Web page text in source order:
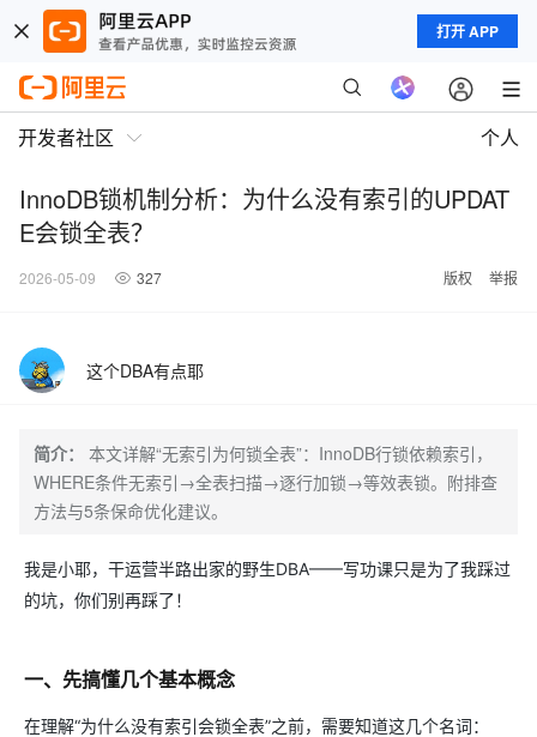
打开 APP
开发者社区 个人
InnoDB锁机制分析：为什么没有索引的UPDAT
E会锁全表？
2026-05-09 327 版权 举报
这个DBA有点耶
简介：
本文详解“无索引为何锁全表”：InnoDB行锁依赖索引，
WHERE条件无索引→全表扫描→逐行加锁→等效表锁。附排查
方法与5条保命优化建议。
我是小耶，干运营半路出家的野生DBA——写功课只是为了我踩过
的坑，你们别再踩了！
一、先搞懂几个基本概念
在理解“为什么没有索引会锁全表”之前，需要知道这几个名词：